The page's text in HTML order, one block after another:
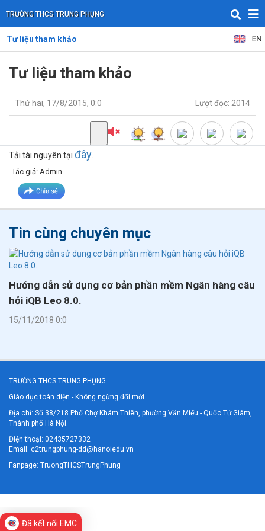
TRƯỜNG THCS TRUNG PHỤNG
Tư liệu tham khảo
Tư liệu tham khảo
Thứ hai, 17/8/2015, 0:0 Lượt đọc: 2014
Tải tài nguyên tại đây
Tác giả: Admin
Tin cùng chuyên mục
Hướng dẫn sử dụng cơ bản phần mềm Ngân hàng câu
hỏi iQB Leo 8.0.
15/11/2018 0:0
TRƯỜNG THCS TRUNG PHỤNG
Giáo dục toàn diện - Không ngừng đổi mới
Địa chỉ: Số 38/218 Phố Chợ Khâm Thiên, phường Văn Miếu - Quốc Tử Giám,
Thành phố Hà Nội.
Điện thoại: 02435727332
Email: c2trungphung-dd@hanoiedu.vn
Fanpage: TruongTHCSTrungPhung
Đã kết nối EMC